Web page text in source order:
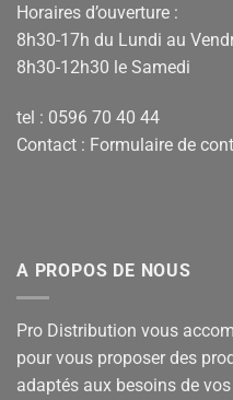
Horaires d’ouverture :
8h30-17h du Lundi au
8h30-12h30 le Samedi
tel : 0596 70 40 44
Contact : Formulaire de
A PROPOS DE NOUS
Pro Distribution vous
pour vous proposer des
adaptés aux besoins de